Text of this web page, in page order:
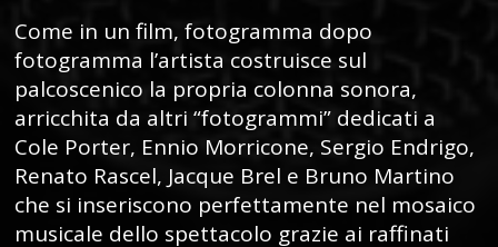
Come in un film, fotogramma dopo
fotogramma l’artista costruisce sul
palcoscenico la propria colonna sonora,
arricchita da altri “fotogrammi” dedicati a
Cole Porter, Ennio Morricone, Sergio Endrigo,
Renato Rascel, Jacque Brel e Bruno Martino
che si inseriscono perfettamente nel mosaico
musicale dello spettacolo grazie ai raffinati